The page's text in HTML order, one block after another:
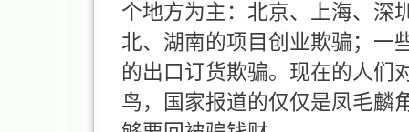
个地方为主：北京、上海、深
北、湖南的项目创业欺骗；一
的出口订货欺骗。现在的人们
鸟，国家报道的仅仅是凤毛麟